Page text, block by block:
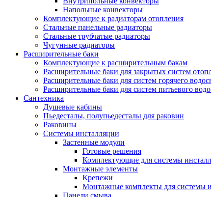
Напольные конвекторы
Комплектующие к радиаторам отопления
Стальные панельные радиаторы
Стальные трубчатые радиаторы
Чугунные радиаторы
Расширительные баки
Комплектующие к расширительным бакам
Расширительные баки для закрытых систем
Расширительные баки для систем горячего
Расширительные баки для систем питьевого
Сантехника
Душевые кабины
Пьедесталы, полупьедесталы для раковин
Раковины
Системы инсталляции
Застенные модули
Готовые решения
Комплектующие для системы
Монтажные элементы
Крепежи
Монтажные комплекты для системы
Панели смыва